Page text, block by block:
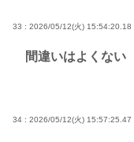
33 : 2026/05/12(火) 15:54:20.18
間違いはよくない
34 : 2026/05/12(火) 15:57:25.47